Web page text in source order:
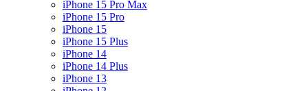
iPhone 15 Pro Max
iPhone 15 Pro
iPhone 15
iPhone 15 Plus
iPhone 14
iPhone 14 Plus
iPhone 13